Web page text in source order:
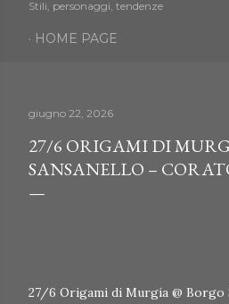
Stili, personaggi, tendenze
HOME PAGE
giugno 22, 2026
27/6 ORIGAMI DI
SANSANELLO –
27/6 Origami di Murgia @ Borgo